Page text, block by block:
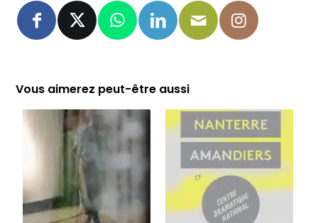
Vous aimerez peut-être aussi